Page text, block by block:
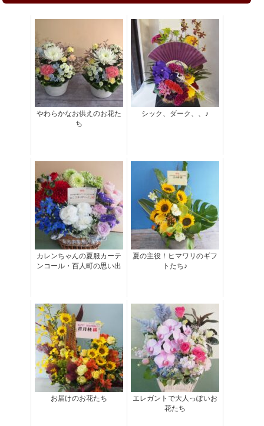
やわらかなお供えのお花た
ち
シック、ダーク、、♪
カレンちゃんの夏服カーテ
ンコール・百人町の思い出
夏の主役！ヒマワリのギフ
トたち♪
お届けのお花たち
エレガントで大人っぽいお
花たち